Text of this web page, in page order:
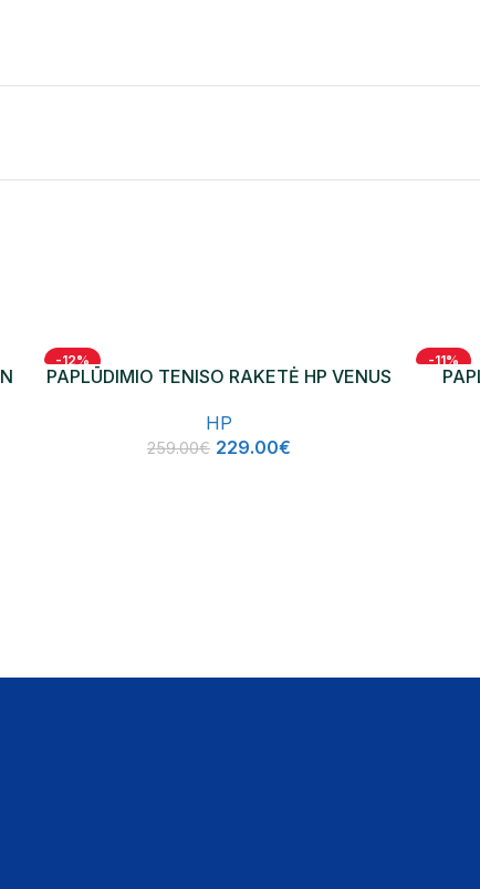
-12%
NAUJIENA
PAPLŪDIMIO TENISO RAKETĖ HP VENUS
HP
259.00€ 229.00€
-11%